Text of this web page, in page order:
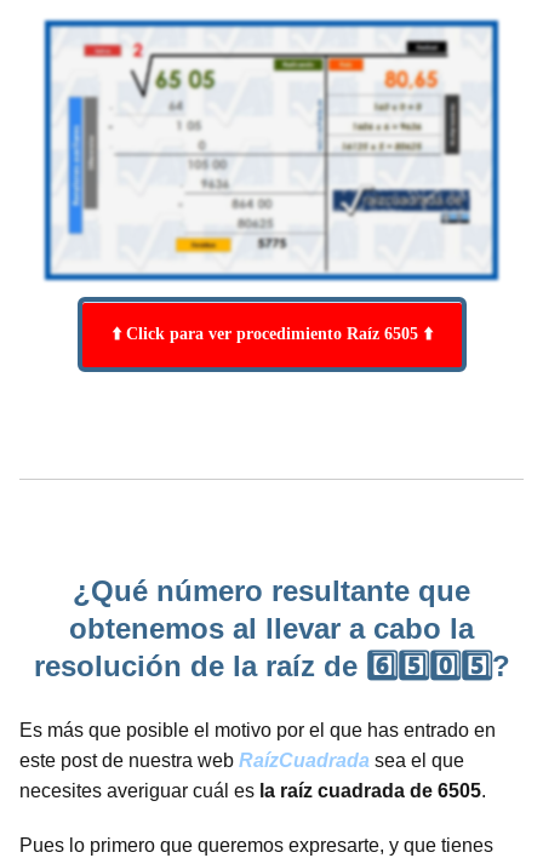
⬆️ Click para ver procedimiento Raíz 6505 ⬆️
¿Qué número resultante que
obtenemos al llevar a cabo la
resolución de la raíz de 6️⃣5️⃣0️⃣5️⃣?
Es más que posible el motivo por el que has entrado en
este post de nuestra web RaízCuadrada sea el que
necesites averiguar cuál es la raíz cuadrada de 6505.
Pues lo primero que queremos expresarte, y que tienes